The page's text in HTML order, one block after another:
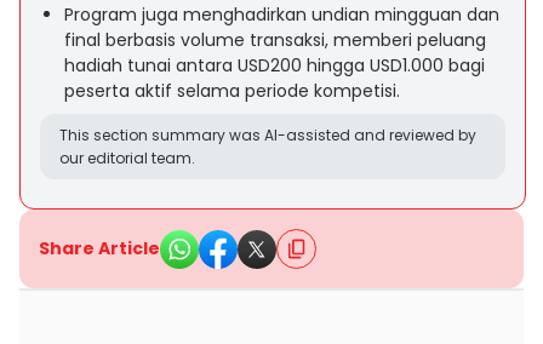
Program juga menghadirkan undian mingguan dan
final berbasis volume transaksi, memberi peluang
hadiah tunai antara USD200 hingga USD1.000 bagi
peserta aktif selama periode kompetisi.
This section summary was AI-assisted and reviewed by
our editorial team.
Share Article